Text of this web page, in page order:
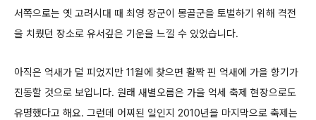
서쪽으로는 옛 고려시대 때 최영 장군이 몽골군을 토벌하기 위해 격전
을 치뤘던 장소로 유서깊은 기운을 느낄 수 있었습니다.
아직은 억새가 덜 피었지만 11월에 찾으면 활짝 핀 억새에 가을 향기가
진동할 것으로 보입니다. 원래 새별오름은 가을 억세 축제 현장으로도
유명했다고 해요. 그런데 어찌된 일인지 2010년을 마지막으로 축제는